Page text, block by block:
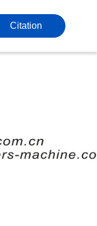
Citation